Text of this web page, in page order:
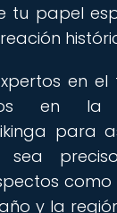
tu papel
en
en
para
sea
y la